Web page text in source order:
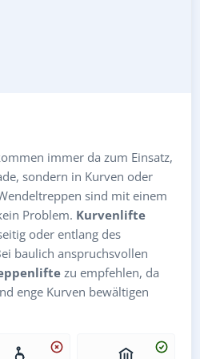
immer da zum Einsatz,
sondern in Kurven oder
sind mit einem
Problem. Kurvenlifte
oder entlang des
baulich anspruchsvollen
zu empfehlen, da
enge Kurven bewältigen